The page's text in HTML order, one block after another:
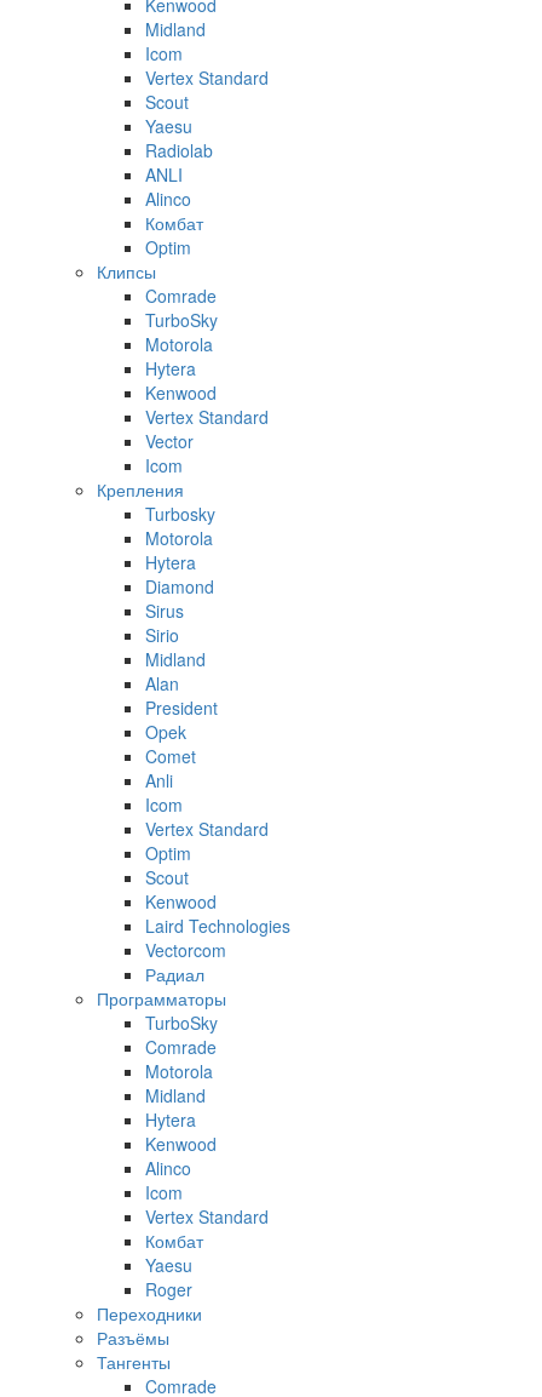
Midland
Icom
Vertex Standard
Scout
Yaesu
Radiolab
ANLI
Alinco
Комбат
Optim
Клипсы
Comrade
TurboSky
Motorola
Hytera
Kenwood
Vertex Standard
Vector
Icom
Крепления
Turbosky
Motorola
Hytera
Diamond
Sirus
Sirio
Midland
Alan
President
Opek
Comet
Anli
Icom
Vertex Standard
Optim
Scout
Kenwood
Laird Technologies
Vectorcom
Радиал
Программаторы
TurboSky
Comrade
Motorola
Midland
Hytera
Kenwood
Alinco
Icom
Vertex Standard
Комбат
Yaesu
Roger
Переходники
Разъёмы
Тангенты
Comrade